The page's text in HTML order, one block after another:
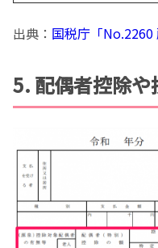
出典： 国税庁「No.2260
5. 配偶者控除